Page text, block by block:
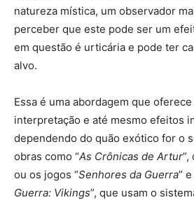
natureza mística, um observador
perceber que este pode ser um
em questão é urticária e pode ter
alvo.
Essa é uma abordagem que
interpretação e até mesmo efeitos
dependendo do quão exótico for o
obras como “As Crônicas de Artur”,
ou os jogos “Senhores da Guerra” e
Guerra: Vikings”, que usam o